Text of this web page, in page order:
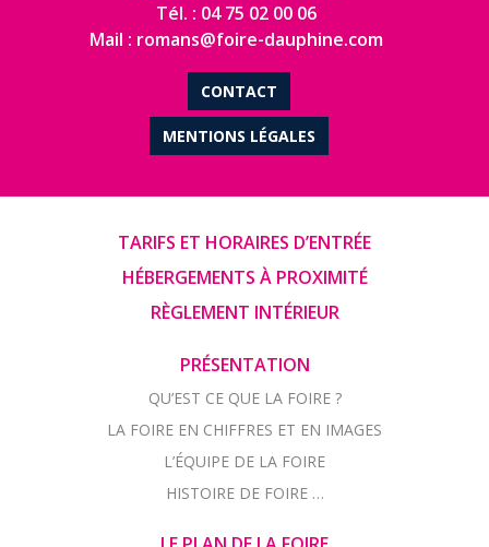
Tél. : 04 75 02 00 06
Mail : romans@foire-dauphine.com
CONTACT
MENTIONS LÉGALES
TARIFS ET HORAIRES D’ENTRÉE
HÉBERGEMENTS À PROXIMITÉ
RÈGLEMENT INTÉRIEUR
PRÉSENTATION
QU’EST CE QUE LA FOIRE ?
LA FOIRE EN CHIFFRES ET EN IMAGES
L’ÉQUIPE DE LA FOIRE
HISTOIRE DE FOIRE …